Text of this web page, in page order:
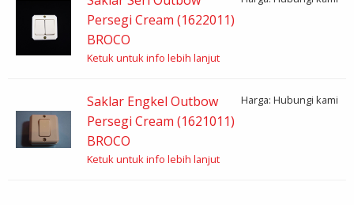
Persegi Cream (1622011)
BROCO
Ketuk untuk info lebih lanjut
Saklar Engkel Outbow
Persegi Cream (1621011)
BROCO
Harga: Hubungi kami
Ketuk untuk info lebih lanjut